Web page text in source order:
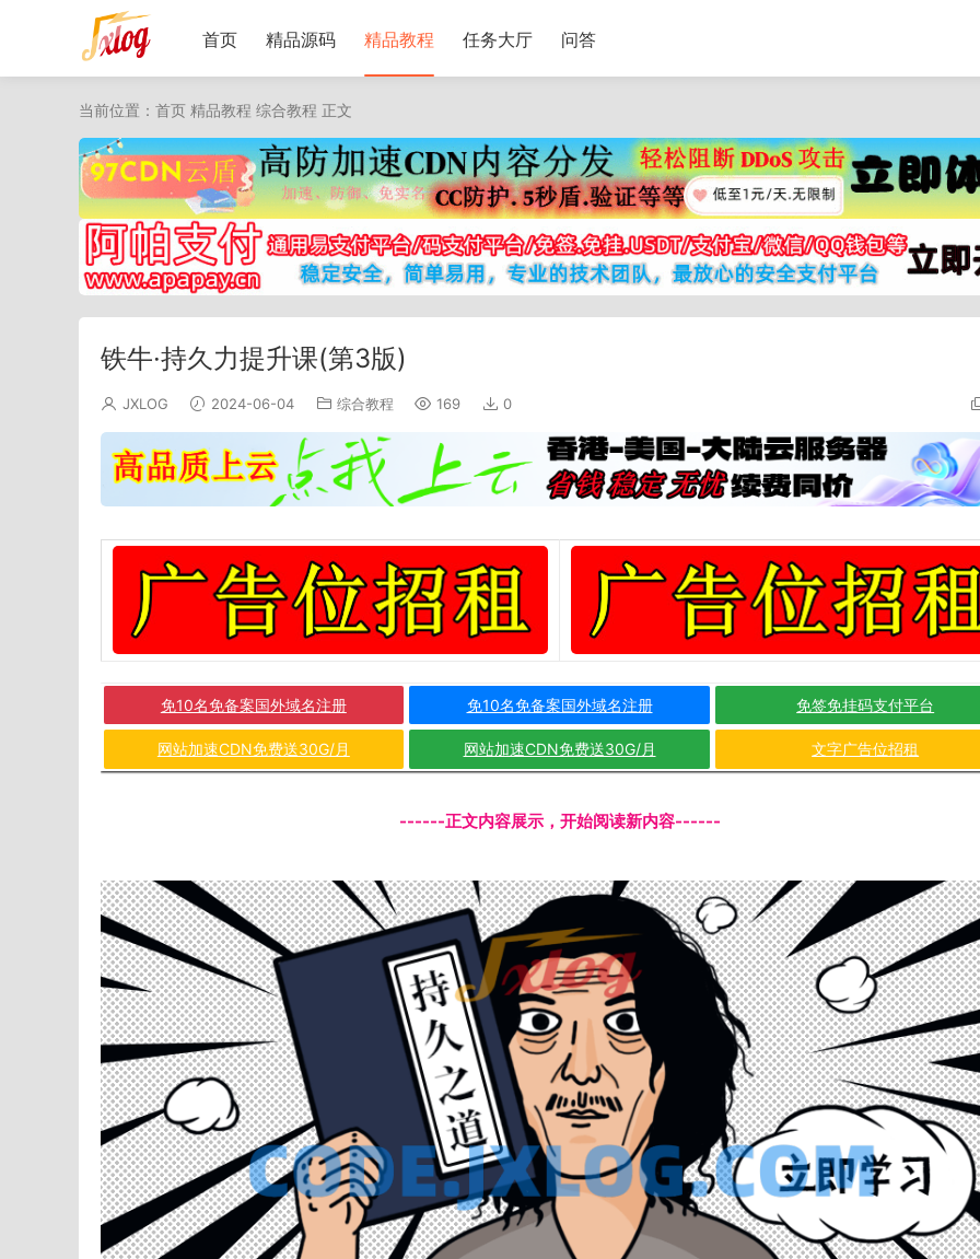
首页 精品源码 精品教程 任务大厅 问答
当前位置： 首页 精品教程 综合教程 正文
铁牛·持久力提升课(第3版)
JXLOG 2024-06-04 综合教程 169 0
免10名免备案国外域名注册 免10名免备案国外域名注册 免签免挂码支付平台
网站加速CDN免费送30G/月 网站加速CDN免费送30G/月 文字广告位招租
------正文内容展示，开始阅读新内容------